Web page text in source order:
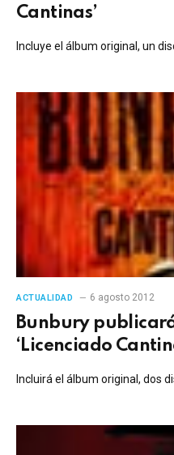
Cantinas’
Incluye el álbum original, un
ACTUALIDAD 6 agosto 2012
Bunbury
‘Licenciado
Incluirá el álbum original, dos